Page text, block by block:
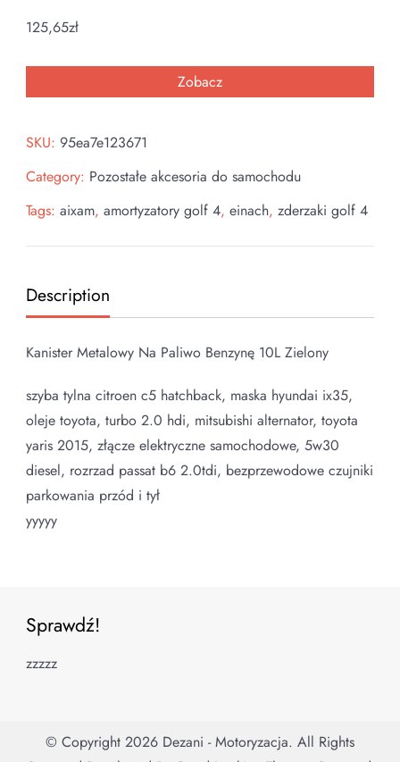
125,65zł
Zobacz
SKU: 95ea7e123671
Category: Pozostałe akcesoria do samochodu
Tags: aixam, amortyzatory golf 4, einach, zderzaki golf 4
Description
Kanister Metalowy Na Paliwo Benzynę 10L Zielony
szyba tylna citroen c5 hatchback, maska hyundai ix35,
oleje toyota, turbo 2.0 hdi, mitsubishi alternator, toyota
yaris 2015, złącze elektryczne samochodowe, 5w30
diesel, rozrzad passat b6 2.0tdi, bezprzewodowe czujniki
parkowania przód i tył
yyyyy
Sprawdź!
zzzzz
© Copyright 2026 Dezani - Motoryzacja. All Rights